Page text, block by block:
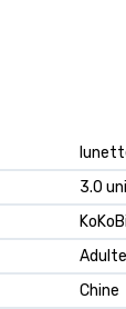
‎3.0
‎Adulte
‎Chine